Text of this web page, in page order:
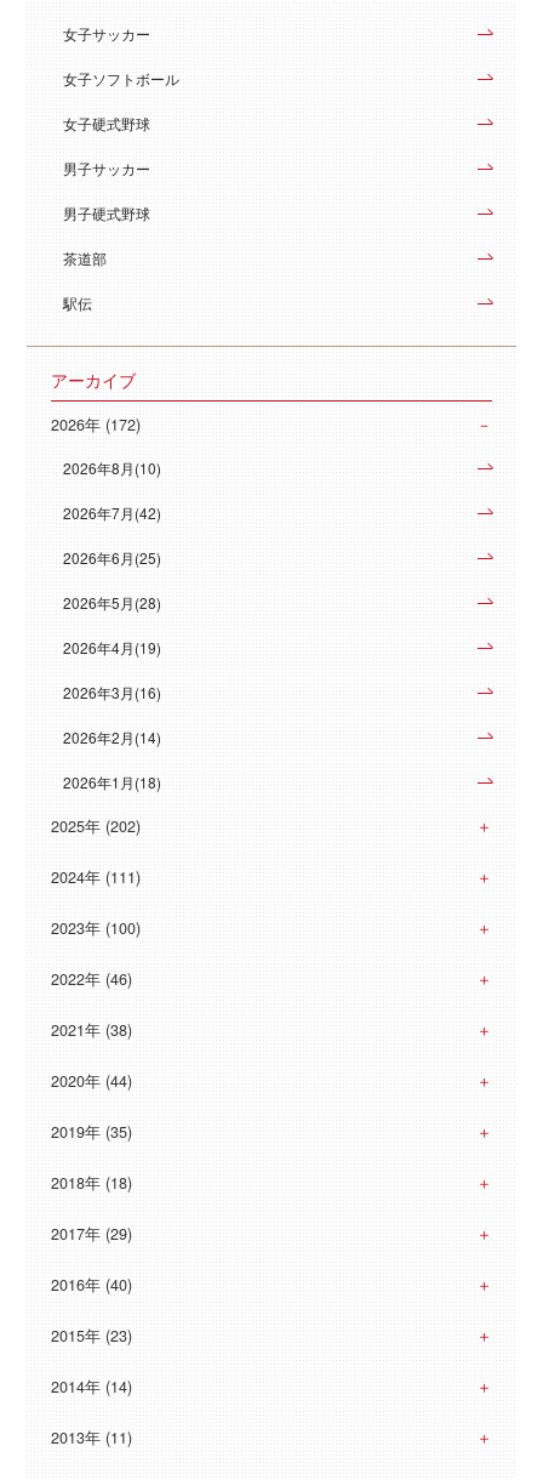
女子サッカー
女子ソフトボール
女子硬式野球
男子サッカー
男子硬式野球
茶道部
駅伝
アーカイブ
2026年 (172)
2026年8月(10)
2026年7月(42)
2026年6月(25)
2026年5月(28)
2026年4月(19)
2026年3月(16)
2026年2月(14)
2026年1月(18)
2025年 (202)
2024年 (111)
2023年 (100)
2022年 (46)
2021年 (38)
2020年 (44)
2019年 (35)
2018年 (18)
2017年 (29)
2016年 (40)
2015年 (23)
2014年 (14)
2013年 (11)